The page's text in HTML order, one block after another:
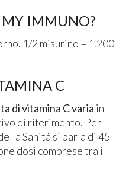
IMMUNO?
1/2 misurino = 1.200
C
di vitamina C varia in
di riferimento. Per
Sanità si parla di 45
dosi comprese tra i